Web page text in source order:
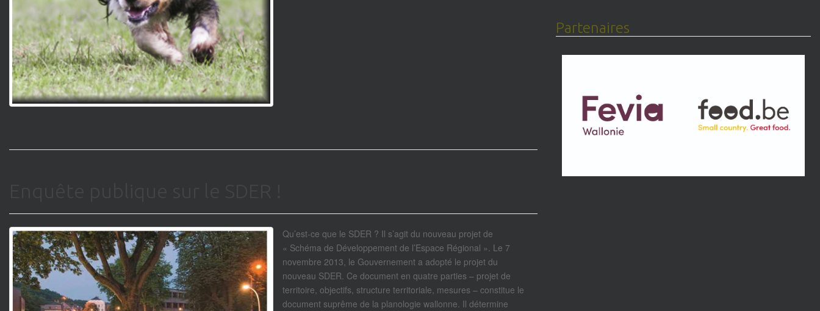
Qu’est-ce que le SDER ? Il s’agit du nouveau projet de
« Schéma de Développement de l’Espace Régional ». Le 7
novembre 2013, le Gouvernement a adopté le projet du
nouveau SDER. Ce document en quatre parties – projet de
territoire, objectifs, structure territoriale, mesures – constitue le
document suprême de la planologie wallonne. Il détermine
Partenaires